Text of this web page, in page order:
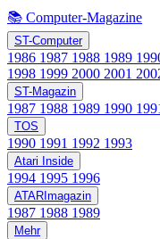
📚 Computer-Magazine
ST-Computer
1986 1987 1988 1989
1998 1999 2000 2001
ST-Magazin
1987 1988 1989 1990
TOS
1990 1991 1992 1993
Atari Inside
1994 1995 1996
ATARImagazin
1987 1988 1989
Mehr